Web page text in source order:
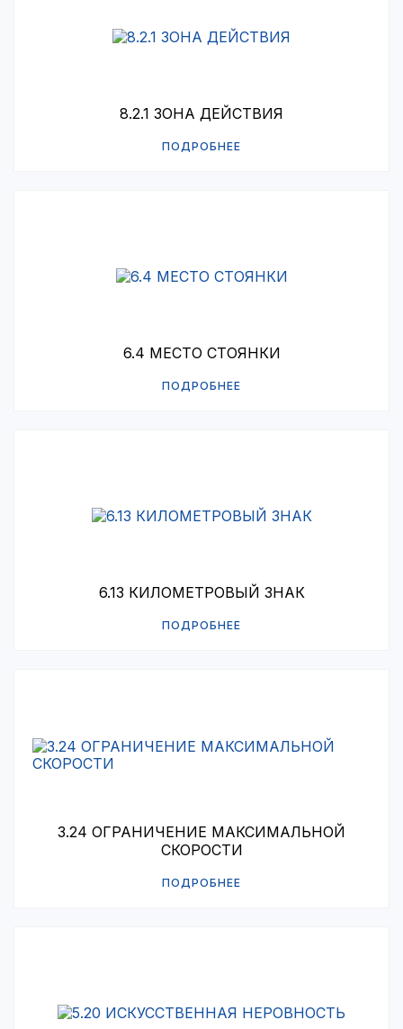
8.2.1 ЗОНА ДЕЙСТВИЯ
ПОДРОБНЕЕ
6.4 МЕСТО СТОЯНКИ
ПОДРОБНЕЕ
6.13 КИЛОМЕТРОВЫЙ ЗНАК
ПОДРОБНЕЕ
3.24 ОГРАНИЧЕНИЕ МАКСИМАЛЬНОЙ
СКОРОСТИ
ПОДРОБНЕЕ